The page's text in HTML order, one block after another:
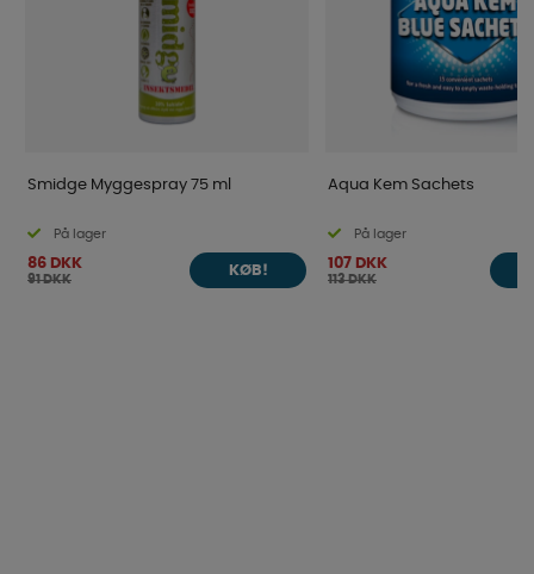
Smidge Myggespray 75 ml
På lager
86 DKK
91 DKK
KØB!
Aqua Kem Sachets
På lager
107 DKK
113 DKK